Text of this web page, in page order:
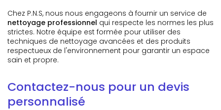
Chez P.N.S, nous nous engageons à fournir un service de
nettoyage professionnel qui respecte les normes les plus
strictes. Notre équipe est formée pour utiliser des
techniques de nettoyage avancées et des produits
respectueux de l'environnement pour garantir un espace
sain et propre.
Contactez-nous pour un devis
personnalisé